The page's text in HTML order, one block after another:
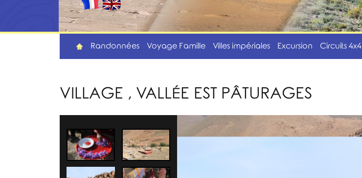
Randonnées Voyage Famille Villes impériales Excursion Circuits 4x4
VILLAGE , VALLÉE EST PÂTURAGES